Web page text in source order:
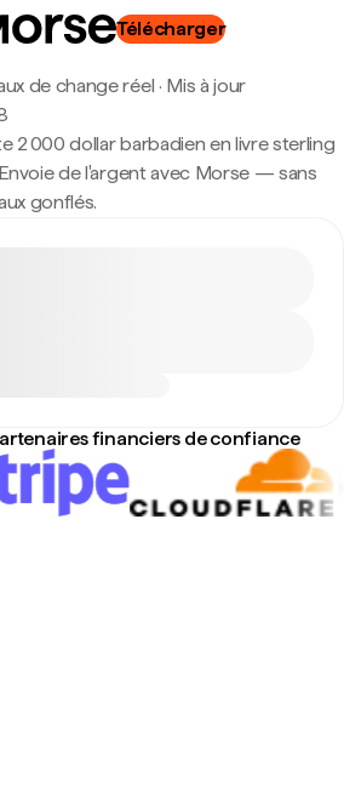
Télécharger
de change réel · Mis à jour
2 000 dollar barbadien en livre sterling
de l'argent avec Morse — sans
gonflés.
financiers de confiance